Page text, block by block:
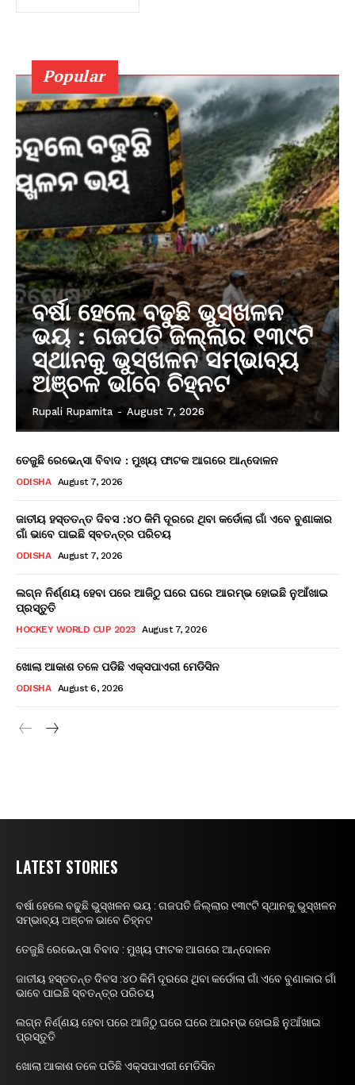
Popular
ବର୍ଷା ହେଲେ ବଢୁଛି ଭୁସ୍ଖଳନ
ଭୟ : ଗଜପତି ଜିଲ୍ଲାର ୧୩୯ଟି
ସ୍ଥାନକୁ ଭୁସ୍ଖଳନ ସମ୍ଭାବ୍ୟ
ଅଞ୍ଚଳ ଭାବେ ଚିହ୍ନଟ
Rupali Rupamita - August 7, 2026
ତେଜୁଛି ରେଭେନ୍ସା ବିବାଦ : ମୁଖ୍ୟ ଫାଟକ ଆଗରେ ଆନ୍ଦୋଳନ
ODISHA August 7, 2026
ଜାତୀୟ ହସ୍ତତନ୍ତ ଦିବସ :୪୦ କିମି ଦୂରରେ ଥିବା କର୍ଡୋଲା ଗାଁ ଏବେ ବୁଣାକାର
ଗାଁ ଭାବେ ପାଇଛି ସ୍ବତନ୍ତ୍ର ପରିଚୟ
ODISHA August 7, 2026
ଲଗ୍ନ ନିର୍ଣ୍ଣୟ ହେବା ପରେ ଆଜିଠୁ ଘରେ ଘରେ ଆରମ୍ଭ ହୋଇଛି ନୁଆଁଖାଇ
ପ୍ରସ୍ତୁତି
HOCKEY WORLD CUP 2023 August 7, 2026
ଖୋଲା ଆକାଶ ତଳେ ପଡିଛି ଏକ୍ସପାଏରୀ ମେଡିସିନ
ODISHA August 6, 2026
LATEST STORIES
ବର୍ଷା ହେଲେ ବଢୁଛି ଭୁସ୍ଖଳନ ଭୟ : ଗଜପତି ଜିଲ୍ଲାର ୧୩୯ଟି ସ୍ଥାନକୁ ଭୁସ୍ଖଳନ
ସମ୍ଭାବ୍ୟ ଅଞ୍ଚଳ ଭାବେ ଚିହ୍ନଟ
ତେଜୁଛି ରେଭେନ୍ସା ବିବାଦ : ମୁଖ୍ୟ ଫାଟକ ଆଗରେ ଆନ୍ଦୋଳନ
ଜାତୀୟ ହସ୍ତତନ୍ତ ଦିବସ :୪୦ କିମି ଦୂରରେ ଥିବା କର୍ଡୋଲା ଗାଁ ଏବେ ବୁଣାକାର ଗାଁ
ଭାବେ ପାଇଛି ସ୍ବତନ୍ତ୍ର ପରିଚୟ
ଲଗ୍ନ ନିର୍ଣ୍ଣୟ ହେବା ପରେ ଆଜିଠୁ ଘରେ ଘରେ ଆରମ୍ଭ ହୋଇଛି ନୁଆଁଖାଇ
ପ୍ରସ୍ତୁତି
ଖୋଲା ଆକାଶ ତଳେ ପଡିଛି ଏକ୍ସପାଏରୀ ମେଡିସିନ